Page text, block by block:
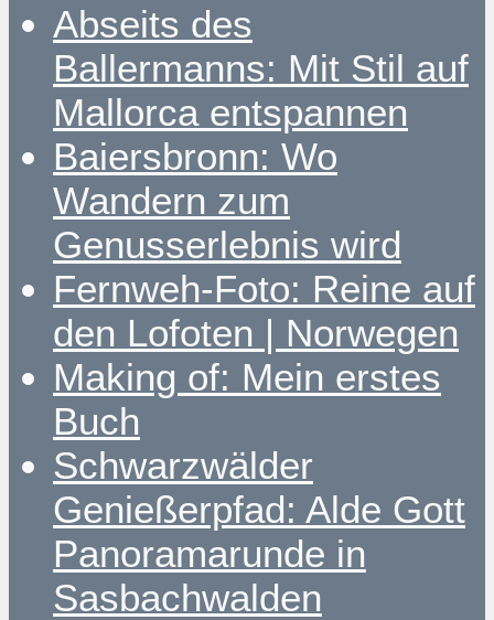
Abseits des
Ballermanns: Mit Stil auf
Mallorca entspannen
Baiersbronn: Wo
Wandern zum
Genusserlebnis wird
Fernweh-Foto: Reine auf
den Lofoten | Norwegen
Making of: Mein erstes
Buch
Schwarzwälder
Genießerpfad: Alde Gott
Panoramarunde in
Sasbachwalden